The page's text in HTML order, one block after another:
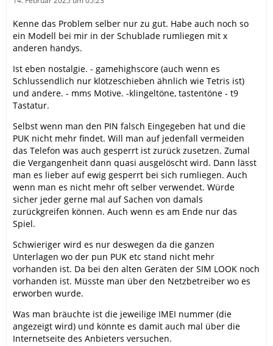
Kenne das Problem selber nur zu gut. Habe auch noch so
ein Modell bei mir in der Schublade rumliegen mit x
anderen handys.
Ist eben nostalgie. - gamehighscore (auch wenn es
Schlussendlich nur klötzeschieben ähnlich wie Tetris ist)
und andere. - mms Motive. -klingeltöne, tastentöne - t9
Tastatur.
Selbst wenn man den PIN falsch Eingegeben hat und die
PUK nicht mehr findet. Will man auf jedenfall vermeiden
das Telefon was auch gesperrt ist zurück zusetzen. Zumal
die Vergangenheit dann quasi ausgelöscht wird. Dann lässt
man es lieber auf ewig gesperrt bei sich rumliegen. Auch
wenn man es nicht mehr oft selber verwendet. Würde
sicher jeder gerne mal auf Sachen von damals
zurückgreifen können. Auch wenn es am Ende nur das
Spiel.
Schwieriger wird es nur deswegen da die ganzen
Unterlagen wo der pun PUK etc stand nicht mehr
vorhanden ist. Da bei den alten Geräten der SIM LOOK noch
vorhanden ist. Müsste man über den Netzbetreiber wo es
erworben wurde.
Was man bräuchte ist die jeweilige IMEI nummer (die
angezeigt wird) und könnte es damit auch mal über die
Internetseite des Anbieters versuchen.